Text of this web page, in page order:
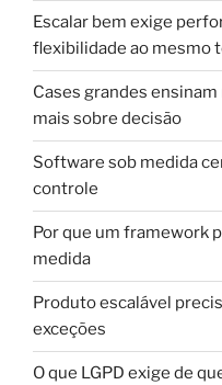
Escalar bem exige
flexibilidade ao mesmo
Cases grandes
mais sobre decisão
Software sob medida
controle
Por que um framework
medida
Produto escalável
exceções
O que LGPD exige de